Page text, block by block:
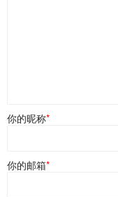
你的昵称*
你的邮箱*